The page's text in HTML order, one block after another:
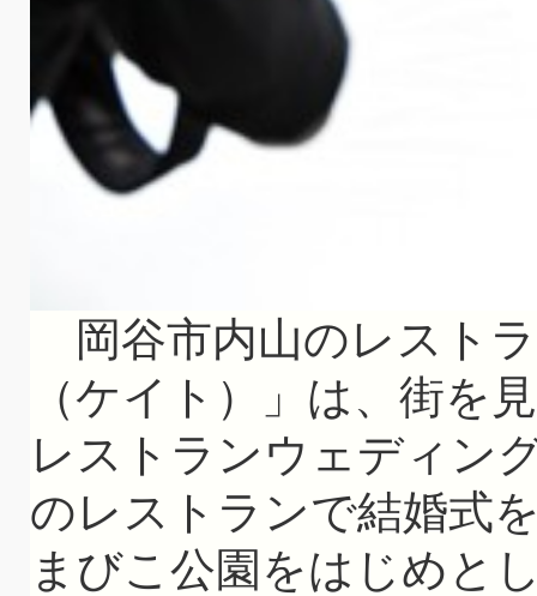
岡谷市内山のレスト
（ケイト）」は、街を
レストランウェディン
のレストランで結婚式
まびこ公園をはじめと